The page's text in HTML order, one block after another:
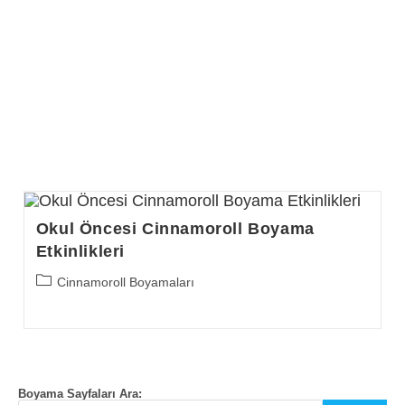
Okul Öncesi Cinnamoroll Boyama
Etkinlikleri
PostCinnamoroll Boyamaları
Boyama Sayfaları Ara: